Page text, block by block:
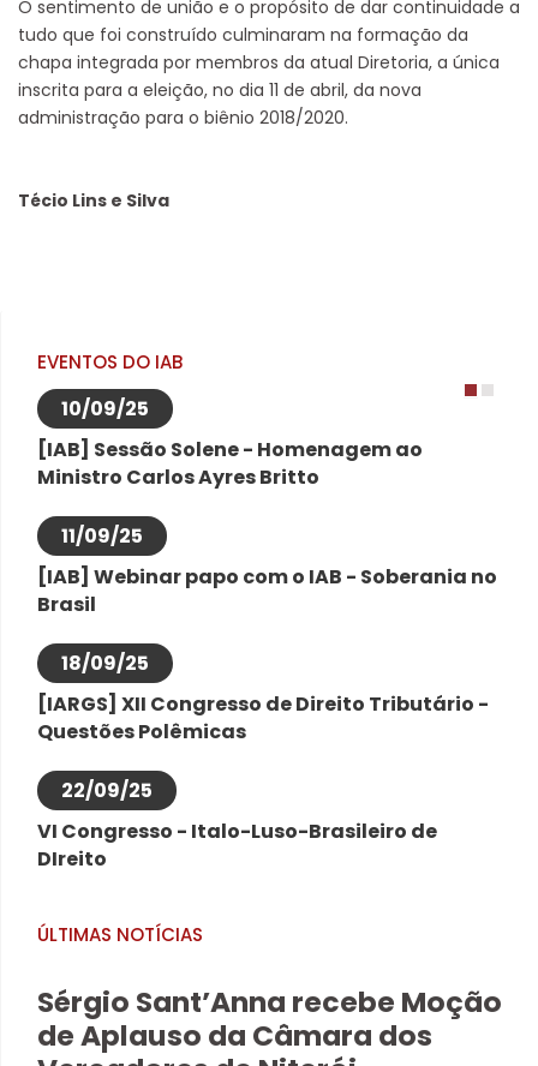
O sentimento de união e o propósito de dar continuidade a
tudo que foi construído culminaram na formação da
chapa integrada por membros da atual Diretoria, a única
inscrita para a eleição, no dia 11 de abril, da nova
administração para o biênio 2018/2020.
Técio Lins e Silva
EVENTOS DO IAB
10/09/25
[IAB] Sessão Solene - Homenagem ao
Ministro Carlos Ayres Britto
11/09/25
[IAB] Webinar papo com o IAB - Soberania no
Brasil
18/09/25
[IARGS] XII Congresso de Direito Tributário -
Questões Polêmicas
22/09/25
VI Congresso - Italo-Luso-Brasileiro de
DIreito
ÚLTIMAS NOTÍCIAS
Sérgio Sant’Anna recebe Moção
de Aplauso da Câmara dos